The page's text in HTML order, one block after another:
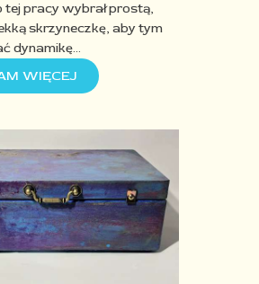
tej pracy wybrał prostą,
skrzyneczkę, aby tym
dynamikę…
WIĘCEJ